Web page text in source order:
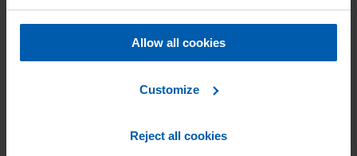
Allow all cookies
Customize
Reject all cookies
starke Hemmung des ETA-Rezeptors aufweist. In Tiermodellen für
Nierenerkrankungen hat es bereits seine Wirksamkeit unter Beweis
gestellt. AK1960 soll zur Behandlung verschiedener schwer zu
kontrollierender Erkrankungen beitragen, wie beispielsweise
refraktären chronischen Nierenerkrankungen.
Im Jahr 2022 schlossen Asahi Kasei Pharma und Alchemedicine
Rezeptorantagonisten von Alchemedicine. Während in Japan derzeit